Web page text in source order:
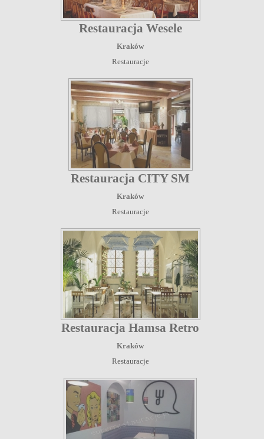
Restauracja Wesele
Kraków
Restauracje
Restauracja CITY SM
Kraków
Restauracje
Restauracja Hamsa Retro
Kraków
Restauracje